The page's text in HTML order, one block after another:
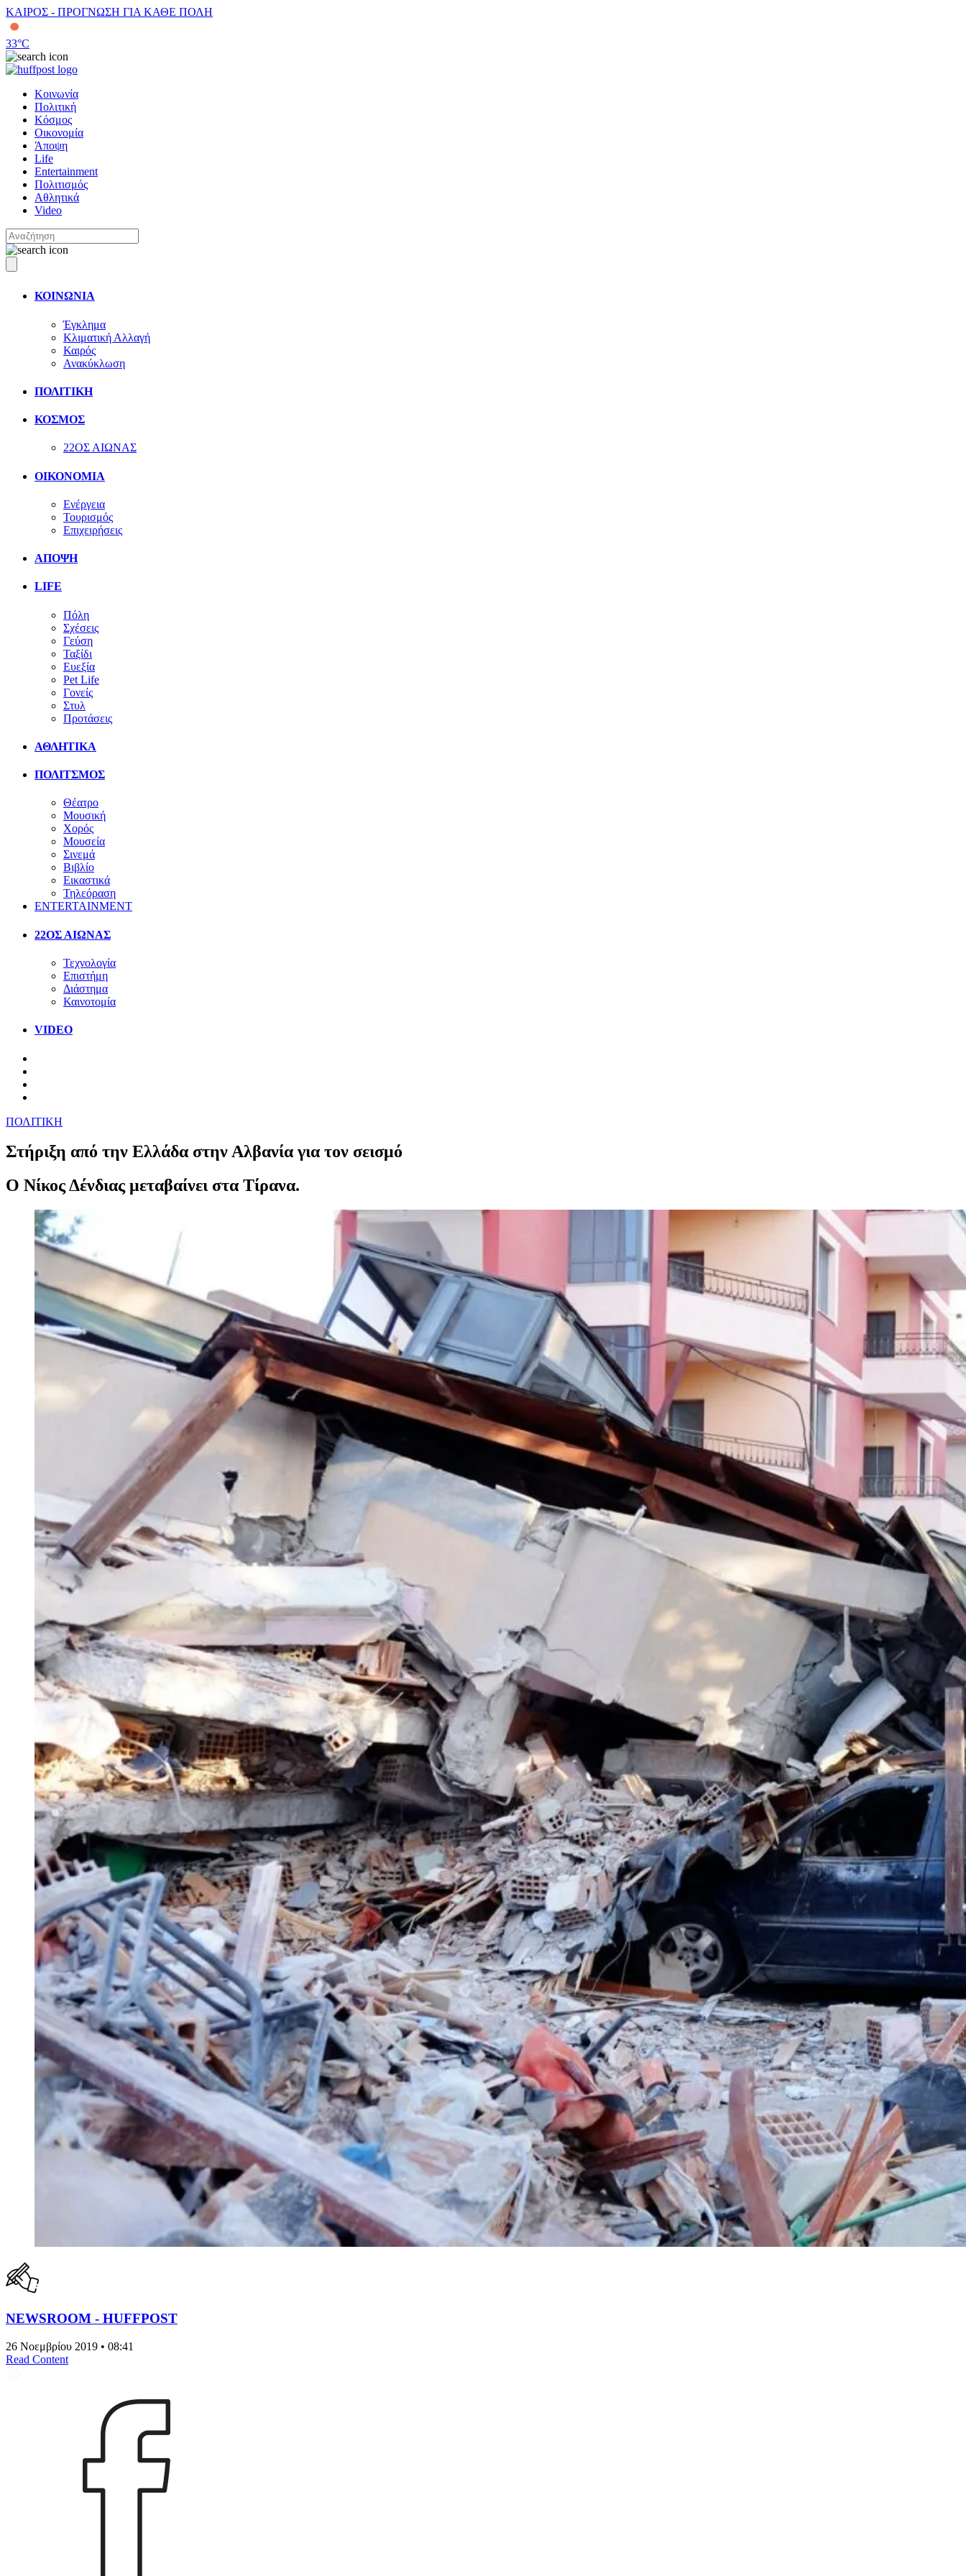
ΚΑΙΡΟΣ - ΠΡΟΓΝΩΣΗ ΓΙΑ ΚΑΘΕ ΠΟΛΗ
33°C
Κοινωνία
Πολιτική
Κόσμος
Οικονομία
Άποψη
Life
Entertainment
Πολιτισμός
Αθλητικά
Video
ΚΟΙΝΩΝΙΑ
Έγκλημα
Κλιματική Αλλαγή
Καιρός
Ανακύκλωση
ΠΟΛΙΤΙΚΗ
ΚΟΣΜΟΣ
22ΟΣ ΑΙΩΝΑΣ
ΟΙΚΟΝΟΜΙΑ
Ενέργεια
Τουρισμός
Επιχειρήσεις
ΑΠΟΨΗ
LIFE
Πόλη
Σχέσεις
Γεύση
Ταξίδι
Ευεξία
Pet Life
Γονείς
Στυλ
Προτάσεις
ΑΘΛΗΤΙΚΑ
ΠΟΛΙΤΣΜΟΣ
Θέατρο
Μουσική
Χορός
Μουσεία
Σινεμά
Βιβλίο
Εικαστικά
Τηλεόραση
ENTERTAINMENT
22ΟΣ ΑΙΩΝΑΣ
Τεχνολογία
Επιστήμη
Διάστημα
Καινοτομία
VIDEO
ΠΟΛΙΤΙΚΗ
Στήριξη από την Ελλάδα στην Αλβανία για τον σεισμό
Ο Νίκος Δένδιας μεταβαίνει στα Τίρανα.
NEWSROOM - HUFFPOST
26 Νοεμβρίου 2019 • 08:41
Read Content